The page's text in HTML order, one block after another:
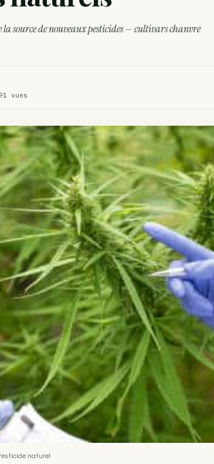
source de nouveaux pesticides — cultivars chanvre
vues
naturel